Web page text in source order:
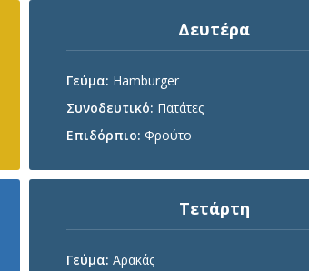
Δευτέρα
Γεύμα: Hamburger
Συνοδευτικό: Πατάτες
Επιδόρπιο: Φρούτο
Τετάρτη
Γεύμα: Αρακάς